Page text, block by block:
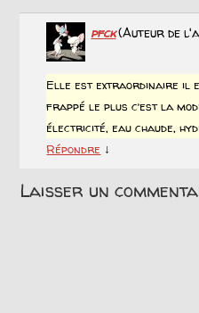
pfck(Auteur de
Elle est extraordinaire il
frappé le plus c’est la
électricité, eau chaude,
Répondre ↓
Laisser un